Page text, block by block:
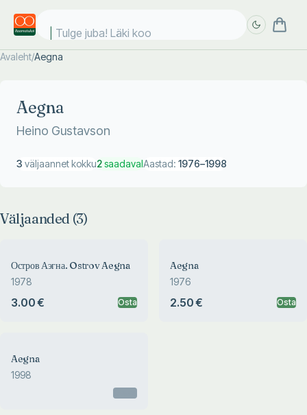
Tulge juba! Läki kooli
Avaleht/Aegna
Aegna
Heino Gustavson
3 väljaannet kokku2saadavalAastad: 1976–1998
Väljaanded (3)
Остров Аэгна. Ostrov Aegna
1978
3.00 € Osta
Aegna
1976
2.50 € Osta
Aegna
1998